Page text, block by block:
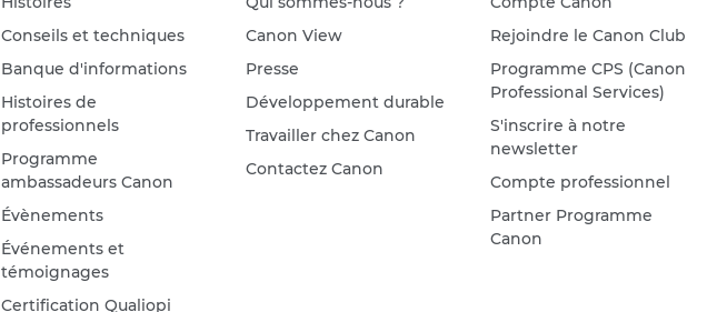
Conseils et techniques
Banque d'informations
Histoires de
professionnels
Programme
ambassadeurs Canon
Évènements
Événements et
témoignages
Certification Qualiopi
Canon View
Presse
Développement durable
Travailler chez Canon
Contactez Canon
Rejoindre le Canon Club
Programme CPS (Canon
Professional Services)
S'inscrire à notre
newsletter
Compte professionnel
Partner Programme
Canon